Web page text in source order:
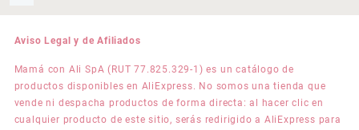
Aviso Legal y de Afiliados
Mamá con Ali SpA (RUT 77.825.329-1) es un catálogo de
productos disponibles en AliExpress. No somos una tienda que
vende ni despacha productos de forma directa: al hacer clic en
cualquier producto de este sitio, serás redirigido a AliExpress para